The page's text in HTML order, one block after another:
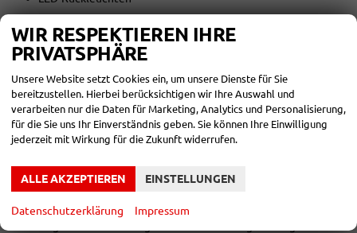
AUßEN:
19 Zoll Räder
Tageszulassung vor Auslieferung
Zwischenverkauf und Irrtümer für dieses Angebot sind
lediglich der allgemeinen Identifizierung des Fahrzeuges und
stellt keine Gewährleistung im kaufrechtlichen Sinne dar. Die
abgebildete Ausstattung kann im Einzelfall vom tatsächlichen
WIR RESPEKTIEREN IHRE
PRIVATSPHÄRE
Unsere Website setzt Cookies ein, um unsere Dienste für Sie
bereitzustellen. Hierbei berücksichtigen wir Ihre Auswahl und
verarbeiten nur die Daten für Marketing, Analytics und Personalisierung,
für die Sie uns Ihr Einverständnis geben. Sie können Ihre Einwilligung
jederzeit mit Wirkung für die Zukunft widerrufen.
ALLE AKZEPTIEREN EINSTELLUNGEN
Datenschutzerklärung Impressum